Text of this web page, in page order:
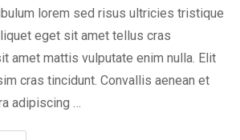
lorem sed risus ultricies tristique
eget sit amet tellus cras
amet mattis vulputate enim nulla. Elit
cras tincidunt. Convallis aenean et
adipiscing …